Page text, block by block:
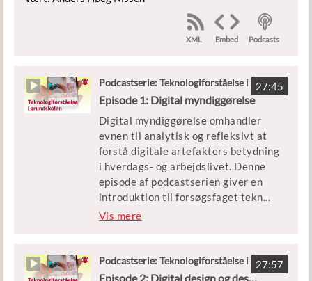
XML Embed Podcasts
27:45
Podcastserie: Teknologiforståelse i
grundskolen
Episode 1: Digital myndiggørelse
Digital myndiggørelse omhandler
evnen til analytisk og refleksivt at
forstå digitale artefakters betydning
i hverdags- og arbejdslivet. Denne
episode af podcastserien giver en
introduktion til forsøgsfaget tekn...
ologiforståelse, og til hvordan
undervisningen i faget og særligt
digital myndiggørelse. Hør blandt
Vis mere
27:57
Podcastserie: Teknologiforståelse i
grundskolen
Episode 2: Digital design og designprocesser